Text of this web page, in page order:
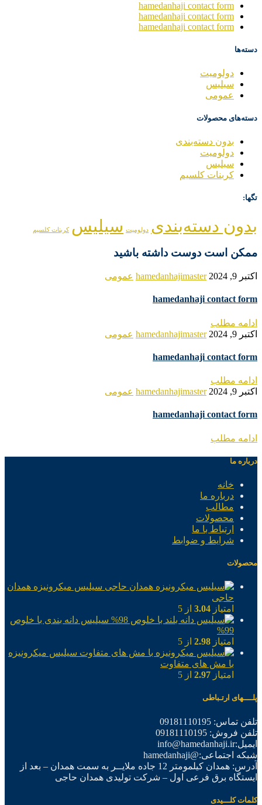
hamedanhaji contact form
hamedanhaji contact form
hamedanhaji contact form
دسته‌ها
دولومیت
سیلیس
عمومی
دسته‌های محصولات
بدون دسته‌بندی
دولومیت
سیلیس
کربنات کلسیم
تگها:
بدون دسته‌بندی دولومیت سیلیس کربنات کلسیم
ممکن است دوست داشته باشید
اکتبر 9, 2024 hamedanhajimaster عمومی
hamedanhaji contact form
ادامه مطلب
اکتبر 9, 2024
hamedanhajimaster عمومی
hamedanhaji contact form
ادامه مطلب
اکتبر 9, 2024
hamedanhajimaster عمومی
hamedanhaji contact form
ادامه مطلب
درباره ما
خانه
درباره ما
مطالب
محصولات
ارتباط با ما
شرایط و ضوابط
محصولات
سیلیس میکرونیزه همدان
حاجی
امتیاز 3.04 از 5
سیلیس دانه بندی با خلوص
99%
امتیاز 2.98 از 5
سیلیس میکرونیزه
با مش های متفاوت
امتیاز 2.97 از 5
پلــــهای ارتـباطی
تلفن تماس: 09181110195
تلفن فروش: 09181110195
ایمیل:info@hamedanhaji.ir
شبکه اجتماعی:@hamedanhaji
آدرس: همدان کیلمومتر 12 جاده ملایــر به سمت همدان – بعد از
ایستگاه برق فرعی اول – شرکت تولیدی همدان حاجی
کلمات کلـــیدی